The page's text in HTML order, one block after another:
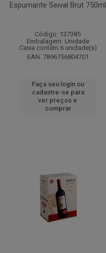
Espumante Seival Brut 750ml
Código: 137385
Embalagem: Unidade
Caixa contém 6 unidade(s)
EAN: 7896756804701
Faça seu login ou
cadastre-se para
ver preços e
comprar